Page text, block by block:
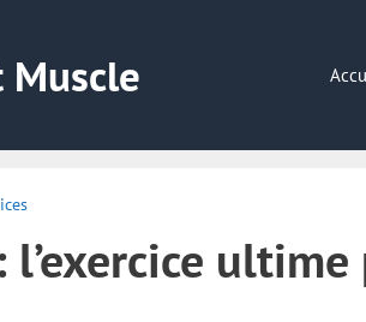
Muscle
l’exercice